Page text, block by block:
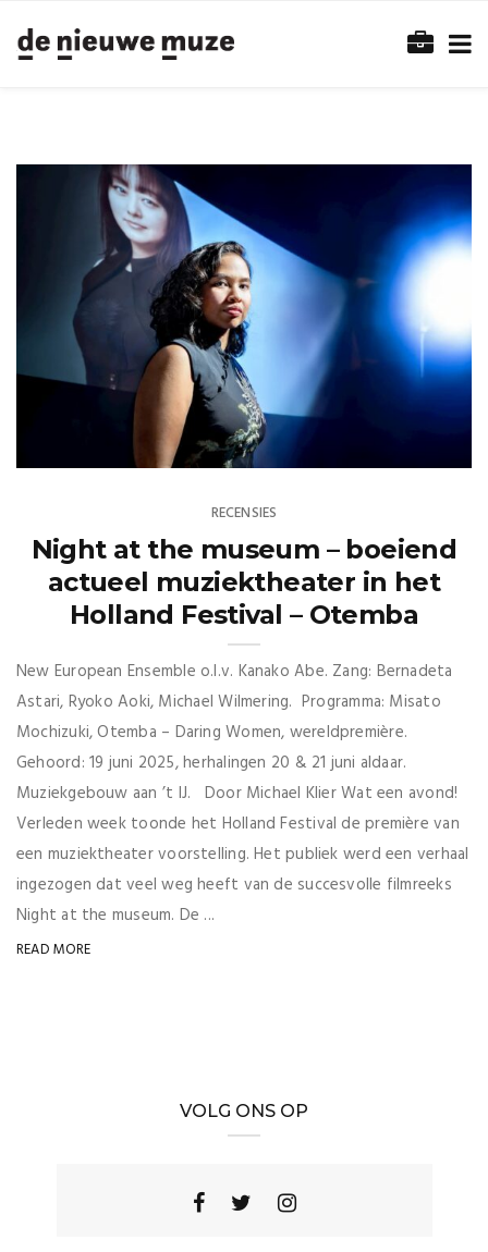
RECENSIES
Night at the museum – boeiend
actueel muziektheater in het
Holland Festival – Otemba
New European Ensemble o.l.v. Kanako Abe. Zang: Bernadeta
Astari, Ryoko Aoki, Michael Wilmering. Programma: Misato
Mochizuki, Otemba – Daring Women, wereldpremière.
Gehoord: 19 juni 2025, herhalingen 20 & 21 juni aldaar.
Muziekgebouw aan ’t IJ. Door Michael Klier Wat een avond!
Verleden week toonde het Holland Festival de première van
een muziektheater voorstelling. Het publiek werd een verhaal
ingezogen dat veel weg heeft van de succesvolle filmreeks
Night at the museum. De ...
READ MORE
VOLG ONS OP